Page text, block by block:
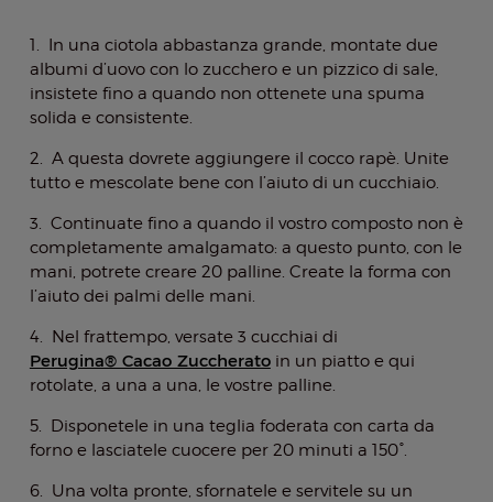
1. In una ciotola abbastanza grande, montate due
albumi d’uovo con lo zucchero e un pizzico di sale,
insistete fino a quando non ottenete una spuma
solida e consistente.
2. A questa dovrete aggiungere il cocco rapè. Unite
tutto e mescolate bene con l’aiuto di un cucchiaio.
3. Continuate fino a quando il vostro composto non è
completamente amalgamato: a questo punto, con le
mani, potrete creare 20 palline. Create la forma con
l’aiuto dei palmi delle mani.
4. Nel frattempo, versate 3 cucchiai di
Perugina® Cacao Zuccheratoin un piatto e qui
rotolate, a una a una, le vostre palline.
5. Disponetele in una teglia foderata con carta da
forno e lasciatele cuocere per 20 minuti a 150°.
6. Una volta pronte, sfornatele e servitele su un